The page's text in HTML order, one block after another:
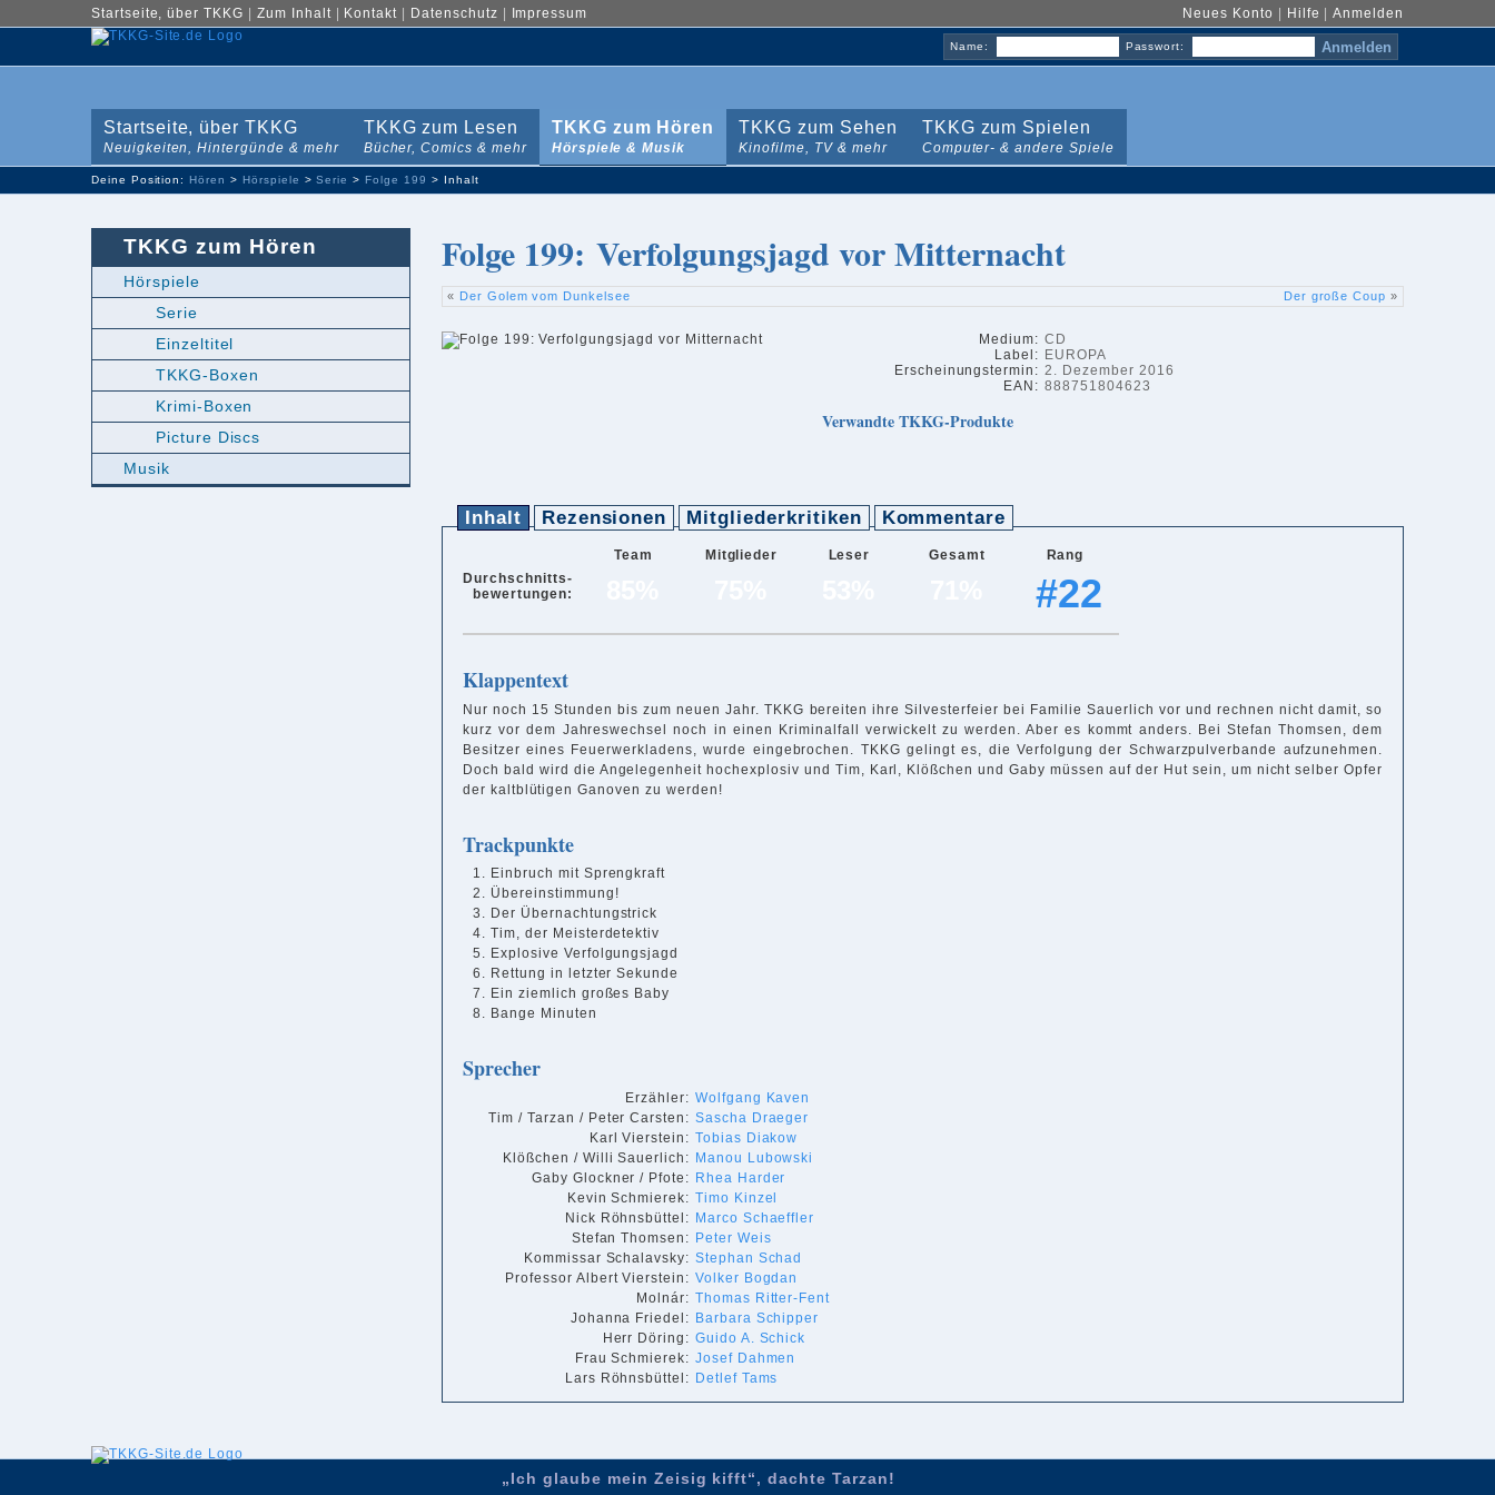
Neues Konto Hilfe |Anmelden
Startseite, über TKKG Zum Inhalt| Kontakt Datenschutz Impressum
Name: Passwort:
Startseite, über TKKG
Neuigkeiten, Hintergünde & mehr
TKKG zum Lesen
Bücher, Comics & mehr
TKKG zum Hören
Hörspiele & Musik
TKKG zum Sehen
Kinofilme, TV & mehr
TKKG zum Spielen
Computer- & andere Spiele
Deine Position:Hören > Hörspiele >Serie >Folge 199 > Inhalt
Folge 199: Verfolgungsjagd vor Mitternacht
« Der Golem vom Dunkelsee Der große Coup »
Medium:
Label:
Erscheinungstermin:
EAN:
CD
EUROPA
2. Dezember 2016
888751804623
Verwandte TKKG-Produkte
Inhalt Rezensionen Mitgliederkritiken Kommentare
Durchschnitts-
bewertungen:
Team Mitglieder Leser Gesamt Rang
#22
Klappentext
Nur noch 15 Stunden bis zum neuen Jahr. TKKG bereiten ihre Silvesterfeier bei Familie Sauerlich vor und rechnen nicht damit, so
kurz vor dem Jahreswechsel noch in einen Kriminalfall verwickelt zu werden. Aber es kommt anders. Bei Stefan Thomsen, dem
Besitzer eines Feuerwerkladens, wurde eingebrochen. TKKG gelingt es, die Verfolgung der Schwarzpulverbande aufzunehmen.
Doch bald wird die Angelegenheit hochexplosiv und Tim, Karl, Klößchen und Gaby müssen auf der Hut sein, um nicht selber Opfer
der kaltblütigen Ganoven zu werden!
Trackpunkte
Einbruch mit Sprengkraft
Übereinstimmung!
Der Übernachtungstrick
Tim, der Meisterdetektiv
Explosive Verfolgungsjagd
Rettung in letzter Sekunde
Ein ziemlich großes Baby
Bange Minuten
Sprecher
Erzähler: Wolfgang Kaven
Tim / Tarzan / Peter Carsten: Sascha Draeger
Karl Vierstein: Tobias Diakow
Klößchen / Willi Sauerlich: Manou Lubowski
Gaby Glockner / Pfote: Rhea Harder
Kevin Schmierek: Timo Kinzel
Nick Röhnsbüttel: Marco Schaeffler
Stefan Thomsen: Peter Weis
Kommissar Schalavsky: Stephan Schad
Professor Albert Vierstein: Volker Bogdan
Molnár: Thomas Ritter-Fent
Johanna Friedel: Barbara Schipper
Herr Döring: Guido A. Schick
Frau Schmierek: Josef Dahmen
Lars Röhnsbüttel: Detlef Tams
TKKG zum Hören
Hörspiele
Serie
Einzeltitel
TKKG-Boxen
Krimi-Boxen
Picture Discs
Musik
„Ich glaube mein Zeisig kifft“, dachte Tarzan!